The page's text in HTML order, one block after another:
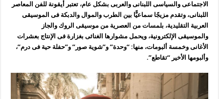
الاجتماعى والسياسى اللبنانى والعربى بشكل عام، تعتبر أيقونة للفن المعاصر
اللبنانى، وتقدم مزيجًا سماعيًّا بين الطرب والموال والدبكة فى الموسيقى
العربية التقليدية، بلمسات من العصرية من موسيقى الروك والجاز
والموسيقى الإلكترونية، ويحمل مشوارها الغنائى بغزارة فى الإنتاج بعشرات
الأغانى وخمسة ألبومات، منها: “وحدة” و”شوية صور” و”حفلة حية فى درم”،
وألبومها الأخير “تقاطع”.